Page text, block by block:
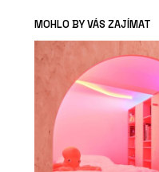
MOHLO BY VÁS ZAJÍMAT